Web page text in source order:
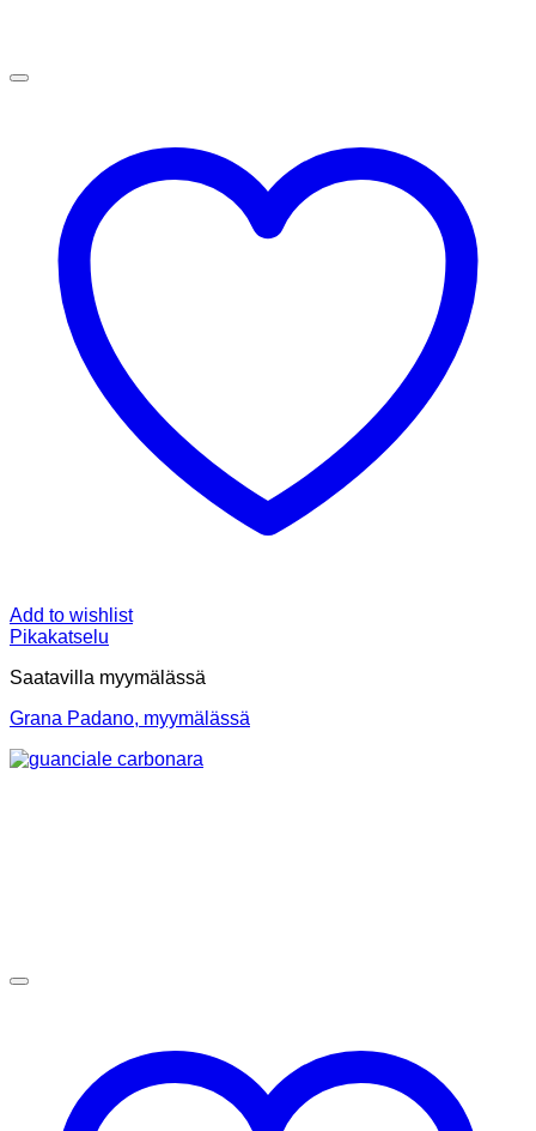
Add to wishlist
Pikakatselu
Saatavilla myymälässä
Grana Padano, myymälässä